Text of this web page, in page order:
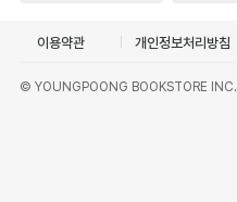
이용약관 개인정보처리방침
© YOUNGPOONG BOOKSTORE INC.